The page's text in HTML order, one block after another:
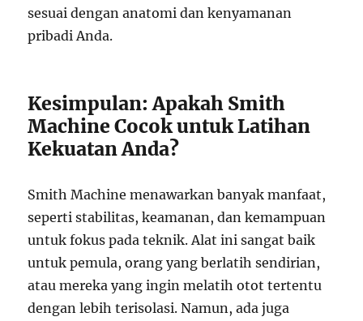
sesuai dengan anatomi dan kenyamanan
pribadi Anda.
Kesimpulan: Apakah Smith
Machine Cocok untuk Latihan
Kekuatan Anda?
Smith Machine menawarkan banyak manfaat,
seperti stabilitas, keamanan, dan kemampuan
untuk fokus pada teknik. Alat ini sangat baik
untuk pemula, orang yang berlatih sendirian,
atau mereka yang ingin melatih otot tertentu
dengan lebih terisolasi. Namun, ada juga